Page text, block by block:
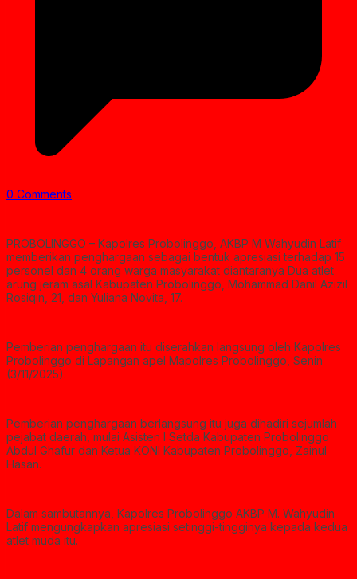
0 Comments
PROBOLINGGO – Kapolres Probolinggo, AKBP M Wahyudin Latif
memberikan penghargaan sebagai bentuk apresiasi terhadap 15
personel dan 4 orang warga masyarakat diantaranya Dua atlet
arung jeram asal Kabupaten Probolinggo, Mohammad Danil Azizil
Rosiqin, 21, dan Yuliana Novita, 17.
Pemberian penghargaan itu diserahkan langsung oleh Kapolres
Probolinggo di Lapangan apel Mapolres Probolinggo, Senin
(3/11/2025).
Pemberian penghargaan berlangsung itu juga dihadiri sejumlah
pejabat daerah, mulai Asisten I Setda Kabupaten Probolinggo
Abdul Ghafur dan Ketua KONI Kabupaten Probolinggo, Zainul
Hasan.
Dalam sambutannya, Kapolres Probolinggo AKBP M. Wahyudin
Latif mengungkapkan apresiasi setinggi-tingginya kepada kedua
atlet muda itu.